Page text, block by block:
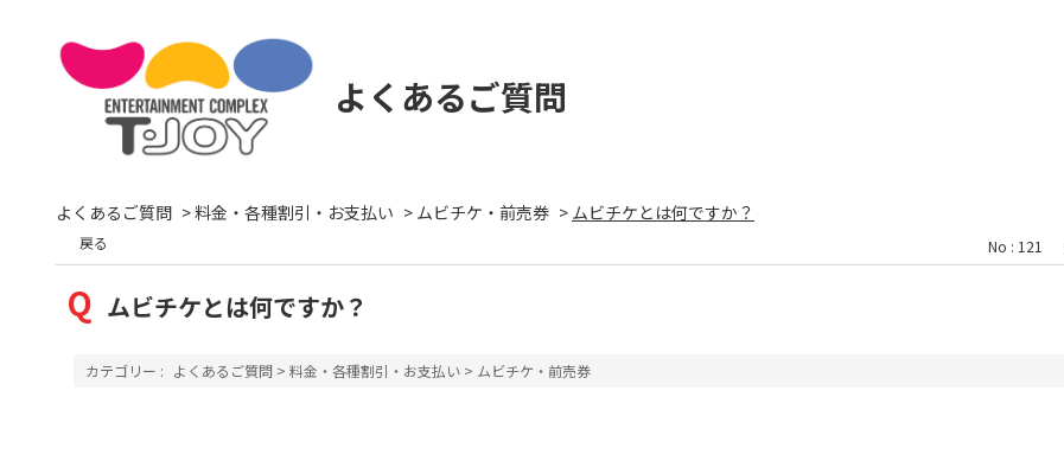
よくあるご質問
よくあるご質問 >料金・各種割引・お支払い > ムビチケ・前売券 > ムビチケとは何ですか？
戻る No : 121
ムビチケとは何ですか？
カテゴリー : よくあるご質問 > 料金・各種割引・お支払い > ムビチケ・前売券